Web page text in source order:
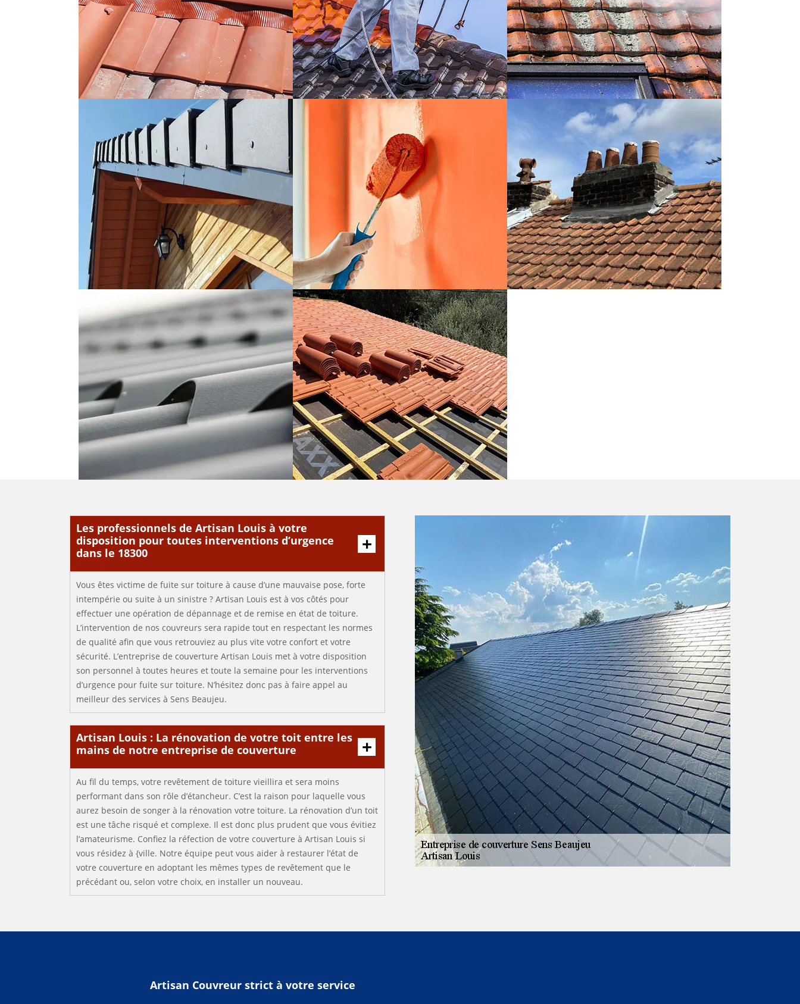
Les professionnels de Artisan Louis à votre
disposition pour toutes interventions d’urgence
dans le 18300
Vous êtes victime de fuite sur toiture à cause d’une mauvaise pose, forte
intempérie ou suite à un sinistre ? Artisan Louis est à vos côtés pour
effectuer une opération de dépannage et de remise en état de toiture.
L’intervention de nos couvreurs sera rapide tout en respectant les normes
de qualité afin que vous retrouviez au plus vite votre confort et votre
sécurité. L’entreprise de couverture Artisan Louis met à votre disposition
son personnel à toutes heures et toute la semaine pour les interventions
d’urgence pour fuite sur toiture. N’hésitez donc pas à faire appel au
meilleur des services à Sens Beaujeu.
Artisan Louis : La rénovation de votre toit entre les
mains de notre entreprise de couverture
Au fil du temps, votre revêtement de toiture vieillira et sera moins
performant dans son rôle d’étancheur. C’est la raison pour laquelle vous
aurez besoin de songer à la rénovation votre toiture. La rénovation d’un toit
est une tâche risqué et complexe. Il est donc plus prudent que vous évitiez
l’amateurisme. Confiez la réfection de votre couverture à Artisan Louis si
vous résidez à {ville. Notre équipe peut vous aider à restaurer l’état de
votre couverture en adoptant les mêmes types de revêtement que le
précédant ou, selon votre choix, en installer un nouveau.
Artisan Couvreur strict à votre service